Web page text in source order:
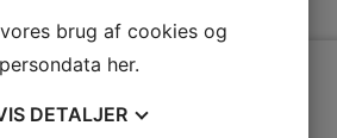
brug af cookies og
her.
DETALJER